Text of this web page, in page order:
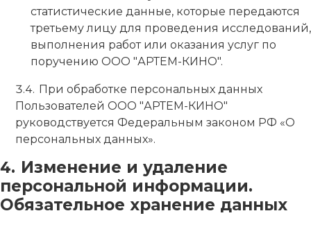
статистические данные, которые передаются
третьему лицу для проведения исследований,
выполнения работ или оказания услуг по
поручению ООО "АРТЕМ-КИНО".
При обработке персональных данных
Пользователей ООО "АРТЕМ-КИНО"
руководствуется Федеральным законом РФ «О
персональных данных».
Изменение и удаление
персональной информации.
Обязательное хранение данных